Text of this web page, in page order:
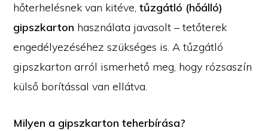
hőterhelésnek van kitéve,tűzgátló (hőálló)
gipszkarton használata javasolt – tetőterek
engedélyezéséhez szükséges is. A tűzgátló
gipszkarton arról ismerhető meg, hogy rózsaszín
külső borítással van ellátva.
Milyen a gipszkarton teherbírása?